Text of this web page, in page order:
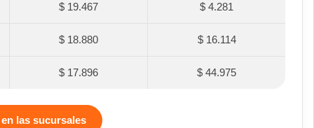
$ 19.467 $ 4.281
$ 18.880 $ 16.114
$ 17.896 $ 44.975
las sucursales